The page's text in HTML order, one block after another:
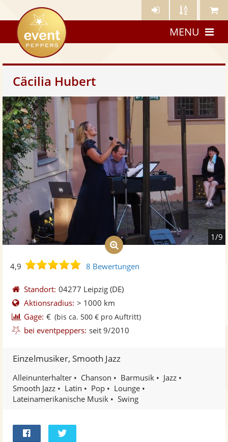
Künstler- Künstler Meine
eventpeppers
MENU
Cäcilia Hubert
1/9
4,9
4,9
5
Sternen
8 Bewertungen
Standort: 04277 Leipzig (DE)
Aktionsradius: > 1000 km
Gage: € (bis ca. 500 € pro Auftritt)
bei eventpeppers: seit 9/2010
Einzelmusiker, Smooth Jazz
Alleinunterhalter Chanson Barmusik
Jazz
Smooth Jazz
Latin Pop
Lounge
Lateinamerikanische Musik
Swing